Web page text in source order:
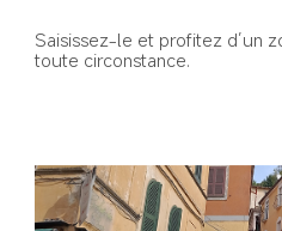
Saisissez-le et profitez d’un
toute circonstance.